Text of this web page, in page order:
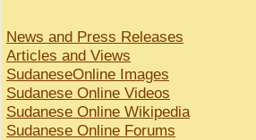
News and Press Releases
Articles and Views
SudaneseOnline Images
Sudanese Online Videos
Sudanese Online Wikipedia
Sudanese Online Forums